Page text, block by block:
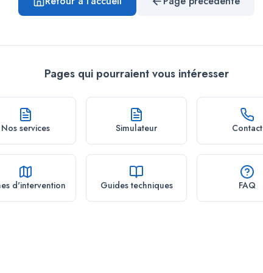
Pages qui pourraient vous intéresser
Nos services Simulateur Contact
d'intervention Guides techniques FAQ